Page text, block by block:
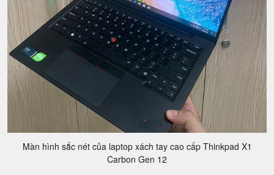
Màn hình sắc nét của laptop xách tay cao cấp Thinkpad X1
Carbon Gen 12